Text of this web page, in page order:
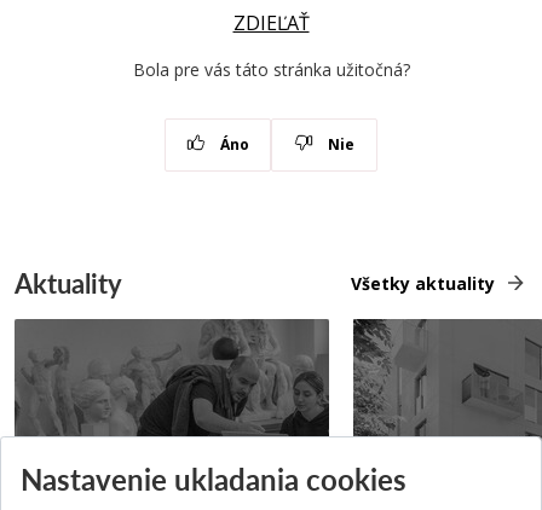
ZDIEĽAŤ
Bola pre vás táto stránka užitočná?
Áno Nie
Aktuality Všetky aktuality
Pridané 14.07.2026 Pridané 03.07.2026
Nastavenie ukladania cookies